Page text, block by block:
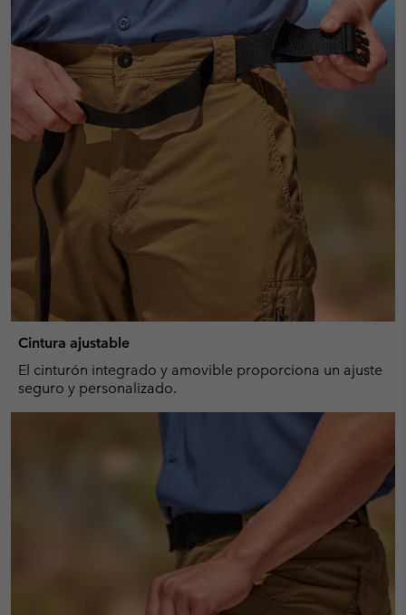
Cintura ajustable
El cinturón integrado y amovible proporciona un ajuste
seguro y personalizado.